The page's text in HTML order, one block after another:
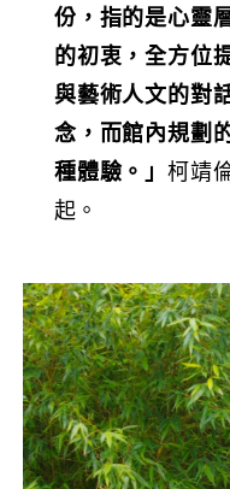
份，指的是心靈
的初衷，全方位
與藝術人文的對
念，而館內規劃
種體驗。」柯靖
起。